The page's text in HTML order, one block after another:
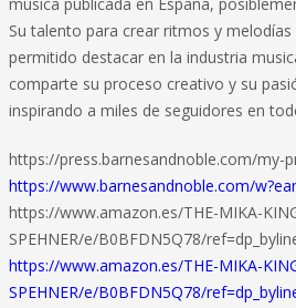
Su talento para crear ritmos y
permitido destacar en la industria
comparte su proceso creativo y su
inspirando a miles de seguidores en
https://press.barnesandnoble.com/my-
https://www.barnesandnoble.com/
https://www.amazon.es/THE-MIKA-
SPEHNER/e/B0BFDN5Q78/
https://www.amazon.es/THE-MIKA-
SPEHNER/e/B0BFDN5Q78/